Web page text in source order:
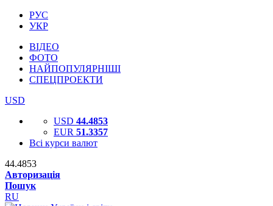
РУС
УКР
ВІДЕО
ФОТО
НАЙПОПУЛЯРНІШІ
СПЕЦПРОЕКТИ
USD
USD 44.4853
EUR 51.3357
Всі курси валют
44.4853
Авторизація
Пошук
RU